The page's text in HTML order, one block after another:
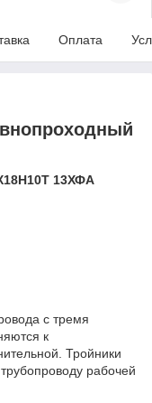
Оплата
13ХФА
с тремя
к
Тройники
рабочей